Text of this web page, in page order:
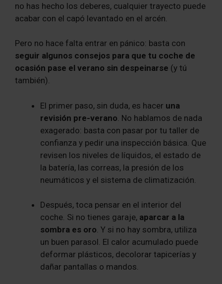
no has hecho los deberes, cualquier trayecto puede
acabar con el capó levantado en el arcén.
Pero no hace falta entrar en pánico: basta con
seguir algunos consejos para que tu coche de
ocasión pase el verano sin despeinarse (y tú
también).
El primer paso, sin duda, es hacer una
revisión pre-verano . No hablamos de nada
exagerado: basta con pasar por tu taller de
confianza y pedir una inspección básica. Que
revisen los niveles de líquidos, el estado de
la batería, las correas, la presión de los
neumáticos y el sistema de climatización.
Después, toca pensar en el interior del
coche. Si no tienes garaje, aparcar a la
sombra es oro. Y si no hay sombra, utiliza
un buen parasol. El calor acumulado puede
deformar plásticos, decolorar tapicerías y
dañar pantallas o mandos.